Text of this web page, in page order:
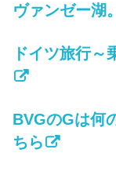
ヴァンゼー湖
ドイツ旅行
BVGのGは何
ちら